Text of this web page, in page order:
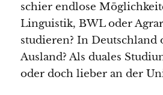
schier endlose
Linguistik, BWL oder
studieren? In Deutschland
Ausland? Als duales
oder doch lieber an der